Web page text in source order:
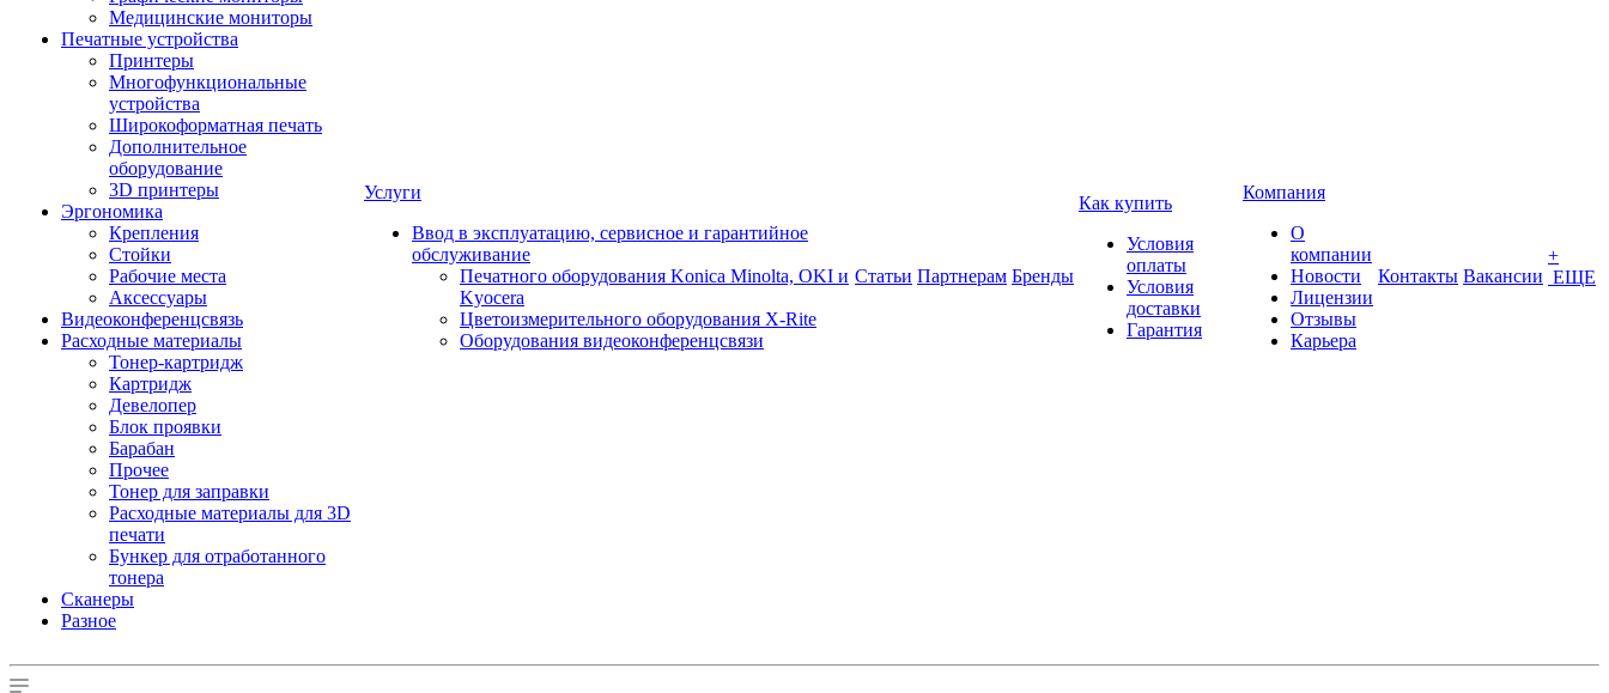
Медицинские мониторы
Печатные устройства
Принтеры
Многофункциональные
устройства
Широкоформатная печать
Дополнительное
оборудование
3D принтеры
Эргономика
Крепления
Стойки
Рабочие места
Аксессуары
Видеоконференцсвязь
Расходные материалы
Тонер-картридж
Картридж
Девелопер
Блок проявки
Барабан
Прочее
Тонер для заправки
Расходные материалы для 3D
печати
Бункер для отработанного
тонера
Сканеры
Разное
Услуги
Ввод в эксплуатацию, сервисное и гарантийное
обслуживание
Печатного оборудования Konica Minolta, OKI и
Kyocera
Цветоизмерительного оборудования X-Rite
Оборудования видеоконференцсвязи
Статьи Партнерам Бренды
Как купить
Условия
оплаты
Условия
доставки
Гарантия
Компания
О
компании
Новости
Лицензии
Отзывы
Карьера
Контакты Вакансии
+
ЕЩЕ